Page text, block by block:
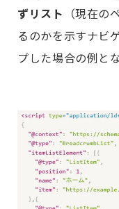
ずリスト （現在
るのかを示すナビ
プした場合の例と